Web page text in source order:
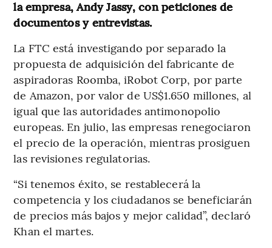
la empresa, Andy Jassy, con peticiones de
documentos y entrevistas.
La FTC está investigando por separado la
propuesta de adquisición del fabricante de
aspiradoras Roomba, iRobot Corp, por parte
de Amazon, por valor de US$1.650 millones, al
igual que las autoridades antimonopolio
europeas. En julio, las empresas renegociaron
el precio de la operación, mientras prosiguen
las revisiones regulatorias.
“Si tenemos éxito, se restablecerá la
competencia y los ciudadanos se beneficiarán
de precios más bajos y mejor calidad”, declaró
Khan el martes.